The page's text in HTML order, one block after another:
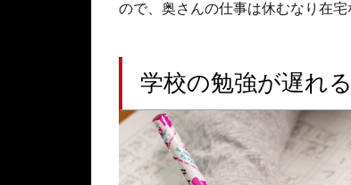
ので、奥さんの仕事は休むなり在
学校の勉強が遅れ